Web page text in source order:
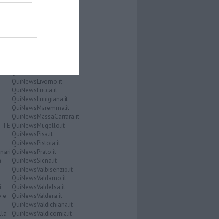
e
QuiNewsCasentino.it
QuiNewsElba.it
QuiNewsLivorno.it
QuiNewsLucca.it
QuiNewsLunigiana.it
QuiNewsMaremma.it
QuiNewsMassaCarrara.it
QuiNewsMugello.it
QuiNewsPisa.it
QuiNewsPistoia.it
QuiNewsPrato.it
QuiNewsSiena.it
QuiNewsValbisenzio.it
QuiNewsValdarno.it
QuiNewsValdelsa.it
QuiNewsValdera.it
QuiNewsValdichiana.it
QuiNewsValdicornia.it